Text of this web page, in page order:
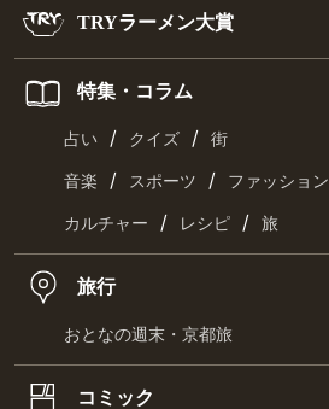
TRYラーメン大賞
特集・コラム
占い / クイズ / 街
音楽 / スポーツ / ファッション
カルチャー / レシピ / 旅
旅行
おとなの週末・京都旅
コミック